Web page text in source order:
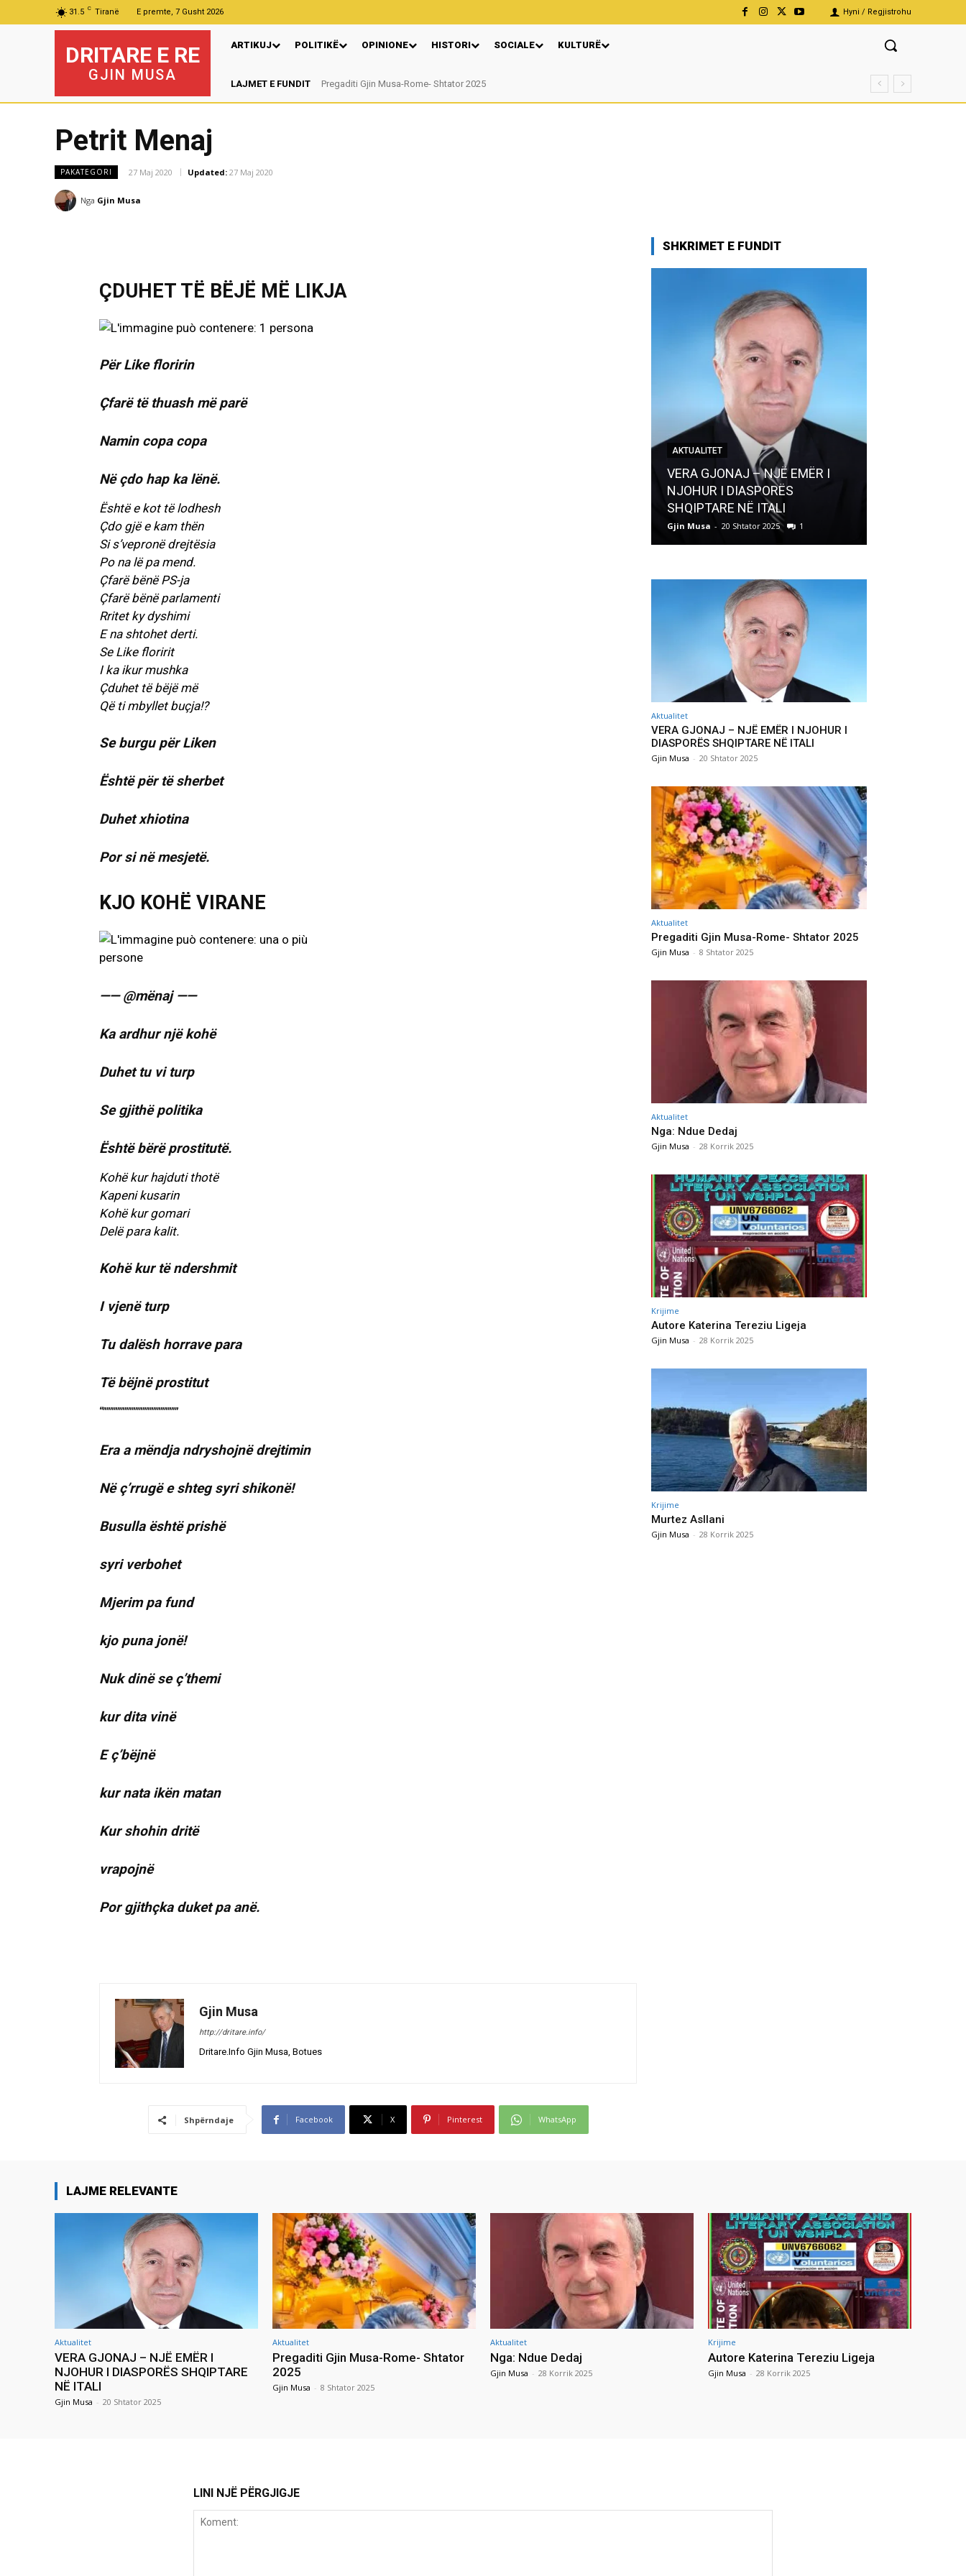
31.5 C Tiranë E premte, 7 Gusht 2026 Hyni / Regjistrohu
DRITARE E RE
GJIN MUSA
ARTIKUJ POLITIKË OPINIONE HISTORI SOCIALE KULTURË
LAJMET E FUNDIT Pregaditi Gjin Musa-Rome- Shtator 2025
Nga: Ndue Dedaj
Petrit Menaj
PAKATEGORI 27 Maj 2020 Updated: 27 Maj 2020
Nga Gjin Musa
ÇDUHET TË BËJË MË LIKJA
Për Like floririn
Çfarë të thuash më parë
Namin copa copa
Në çdo hap ka lënë.
Është e kot të lodhesh
Çdo gjë e kam thën
Si s’vepronë drejtësia
Po na lë pa mend.
Çfarë bënë PS-ja
Çfarë bënë parlamenti
Rritet ky dyshimi
E na shtohet derti.
Se Like floririt
I ka ikur mushka
Çduhet të bëjë më
Që ti mbyllet buçja!?
Se burgu për Liken
Është për të sherbet
Duhet xhiotina
Por si në mesjetë.
KJO KOHË VIRANE
—— @mënaj ——
Ka ardhur një kohë
Duhet tu vi turp
Se gjithë politika
Është bërë prostitutë.
Kohë kur hajduti thotë
Kapeni kusarin
Kohë kur gomari
Delë para kalit.
Kohë kur të ndershmit
I vjenë turp
Tu dalësh horrave para
Të bëjnë prostitut
“”””””””””””””””””””””
Era a mëndja ndryshojnë drejtimin
Në ç’rrugë e shteg syri shikonë!
Busulla është prishë
syri verbohet
Mjerim pa fund
kjo puna jonë!
Nuk dinë se ç’themi
kur dita vinë
E ç’bëjnë
kur nata ikën matan
Kur shohin dritë
vrapojnë
Por gjithçka duket pa anë.
Gjin Musa
http://dritare.info/
Dritare.Info Gjin Musa, Botues
Shpërndaje Facebook X Pinterest WhatsApp
SHKRIMET E FUNDIT
AKTUALITET
VERA GJONAJ – NJË EMËR I
NJOHUR I DIASPORËS
SHQIPTARE NË ITALI
Gjin Musa - 20 Shtator 2025 1
Aktualitet
VERA GJONAJ – NJË EMËR I NJOHUR I
DIASPORËS SHQIPTARE NË ITALI
Gjin Musa - 20 Shtator 2025
Aktualitet
Pregaditi Gjin Musa-Rome- Shtator 2025
Gjin Musa - 8 Shtator 2025
Aktualitet
Nga: Ndue Dedaj
Gjin Musa - 28 Korrik 2025
Krijime
Autore Katerina Tereziu Ligeja
Gjin Musa - 28 Korrik 2025
Krijime
Murtez Asllani
Gjin Musa - 28 Korrik 2025
LAJME RELEVANTE
Aktualitet
VERA GJONAJ – NJË EMËR I
NJOHUR I DIASPORËS SHQIPTARE
NË ITALI
Gjin Musa - 20 Shtator 2025
Aktualitet
Pregaditi Gjin Musa-Rome- Shtator
2025
Gjin Musa - 8 Shtator 2025
Aktualitet
Nga: Ndue Dedaj
Gjin Musa - 28 Korrik 2025
Krijime
Autore Katerina Tereziu Ligeja
Gjin Musa - 28 Korrik 2025
LINI NJË PËRGJIGJE